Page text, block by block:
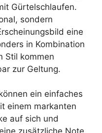
Gürtelschlaufen.
sondern
eine
in Kombination
Stil kommen
zur Geltung.
ein einfaches
einem markanten
auf sich und